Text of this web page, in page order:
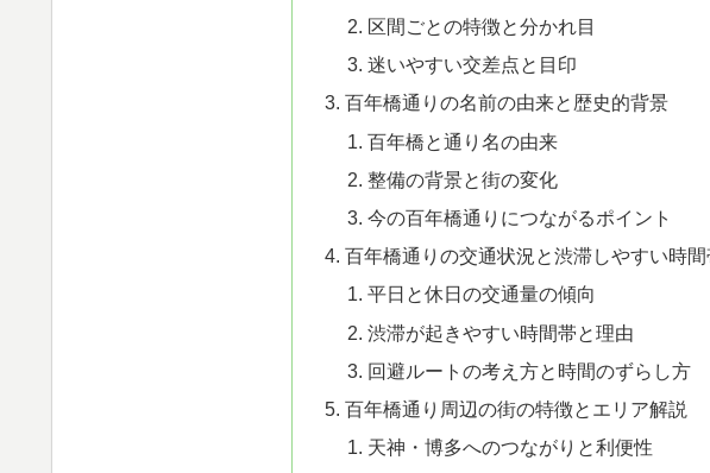
区間ごとの特徴と分かれ目
迷いやすい交差点と目印
百年橋通りの名前の由来と歴史的背景
百年橋と通り名の由来
整備の背景と街の変化
今の百年橋通りにつながるポイント
百年橋通りの交通状況と渋滞しやすい時間
平日と休日の交通量の傾向
渋滞が起きやすい時間帯と理由
回避ルートの考え方と時間のずらし方
百年橋通り周辺の街の特徴とエリア解説
天神・博多へのつながりと利便性